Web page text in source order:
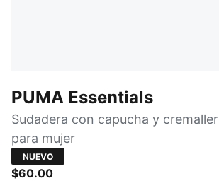
PUMA Essentials
Sudadera con capucha y
para mujer
NUEVO
$60.00